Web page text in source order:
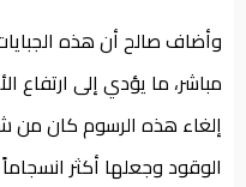
وأضاف صالح أن هذه
مباشر، ما يؤدي إلى ارتفاع
إلغاء هذه الرسوم كان
الوقود وجعلها أكثر